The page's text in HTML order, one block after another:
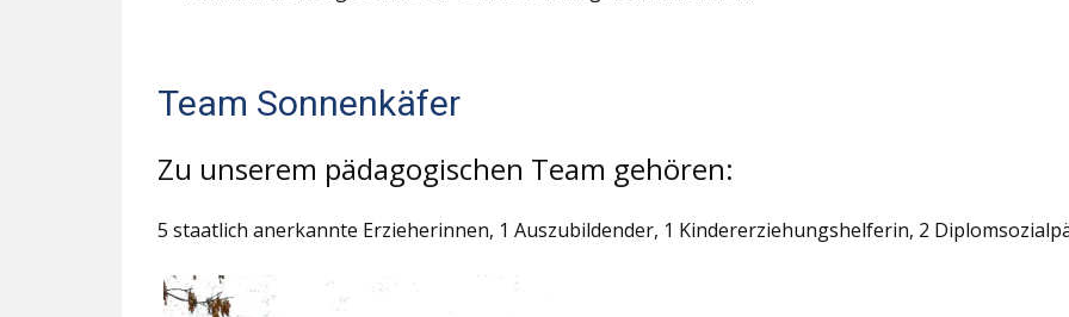
Team Sonnenkäfer
Zu unserem pädagogischen Team gehören:
5 staatlich anerkannte Erzieherinnen, 1 Auszubildender, 1 Kindererziehungshelferin, 2